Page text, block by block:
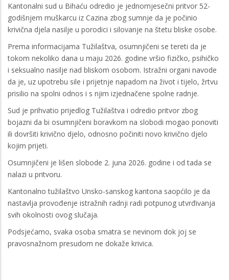
Kantonalni sud u Bihaću odredio je jednomjesečni pritvor 52-
godišnjem muškarcu iz Cazina zbog sumnje da je počinio
krivična djela nasilje u porodici i silovanje na štetu bliske osobe.
Prema informacijama Tužilaštva, osumnjičeni se tereti da je
tokom nekoliko dana u maju 2026. godine vršio fizičko, psihičko
i seksualno nasilje nad bliskom osobom. Istražni organi navode
da je, uz upotrebu sile i prijetnje napadom na život i tijelo, žrtvu
prisilio na spolni odnos i s njim izjednačene spolne radnje.
Sud je prihvatio prijedlog Tužilaštva i odredio pritvor zbog
bojazni da bi osumnjičeni boravkom na slobodi mogao ponoviti
ili dovršiti krivično djelo, odnosno počiniti novo krivično djelo
kojim prijeti.
Osumnjičeni je lišen slobode 2. juna 2026. godine i od tada se
nalazi u pritvoru.
Kantonalno tužilaštvo Unsko-sanskog kantona saopćilo je da
nastavlja provođenje istražnih radnji radi potpunog utvrđivanja
svih okolnosti ovog slučaja.
Podsjećamo, svaka osoba smatra se nevinom dok joj se
pravosnažnom presudom ne dokaže krivica.